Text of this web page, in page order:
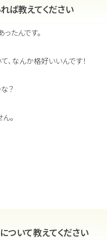
ば教えてください
たんです。
、なんか格好いいんです！
？
。
ついて教えてください